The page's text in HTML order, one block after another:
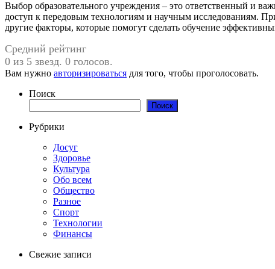
Выбор образовательного учреждения – это ответственный и
доступ к передовым технологиям и научным исследованиям.
другие факторы, которые помогут сделать обучение
Средний рейтинг
0 из 5 звезд. 0 голосов.
Вам нужно авторизироваться для того, чтобы проголосовать.
Поиск
Поиск
Рубрики
Досуг
Здоровье
Культура
Обо всем
Общество
Разное
Спорт
Технологии
Финансы
Свежие записи